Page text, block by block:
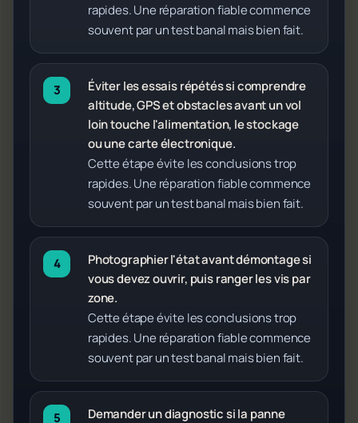
rapides. Une réparation fiable commence
souvent par un test banal mais bien fait.
Éviter les essais répétés si comprendre
altitude, GPS et obstacles avant un vol
loin touche l'alimentation, le stockage
ou une carte électronique.
Cette étape évite les conclusions trop
rapides. Une réparation fiable commence
souvent par un test banal mais bien fait.
Photographier l'état avant démontage si
vous devez ouvrir, puis ranger les vis par
zone.
Cette étape évite les conclusions trop
rapides. Une réparation fiable commence
souvent par un test banal mais bien fait.
Demander un diagnostic si la panne